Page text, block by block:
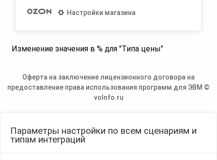
Настройки магазина
Изменение значения в % для "Типа цены"
Оферта на заключение лицензионного договора на
предоставление права использования программ для ЭВМ ©
voInfo.ru
Параметры настройки по всем сценариям и
типам интеграций